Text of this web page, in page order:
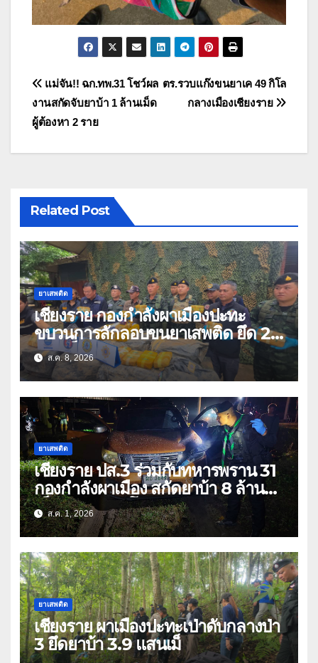
แนะแนว
เรื่อง
ตร.รวบแก๊งขนยาเค 49 กิโล
กลางเมืองเชียงราย
แม่จัน!! ฉก.ทพ.31 โชว์ผล
งานสกัดจับยาบ้า 1 ล้านเม็ด
ผู้ต้องหา 2 ราย
Related Post
ยาเสพติด
เชียงราย กองกำลังผาเมืองปะทะ
ขบวนการลักลอบขนยาเสพติด ยึด 2
ล้านเม็ด
ส.ค. 8, 2026
ยาเสพติด
เชียงราย ปส.3 ร่วมกับทหารพราน 31
กองกำลังผาเมือง สกัดยาบ้า 8 ล้าน
เม็ด เครือข่าย โล่ง แซ่ลี
ส.ค. 1, 2026
ยาเสพติด
เชียงราย ผาเมืองปะทะเป่าดับกลางป่า
3 ยึดยาบ้า 3.9 แสนเม็